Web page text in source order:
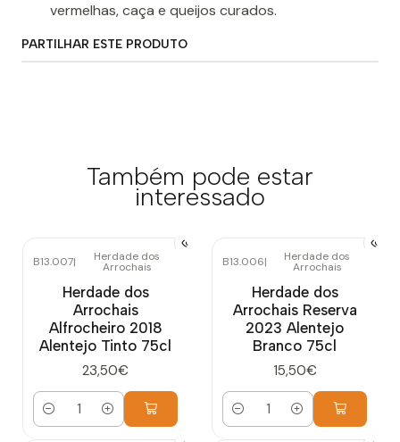
vermelhas, caça e queijos curados.
PARTILHAR ESTE PRODUTO
Também pode estar
interessado
B13.007| Herdade dos
Arrochais
Herdade dos
Arrochais
Alfrocheiro 2018
Alentejo Tinto 75cl
23,50€
Quantidade
B13.006| Herdade dos
Arrochais
Herdade dos
Arrochais Reserva
2023 Alentejo
Branco 75cl
15,50€
Quantidade